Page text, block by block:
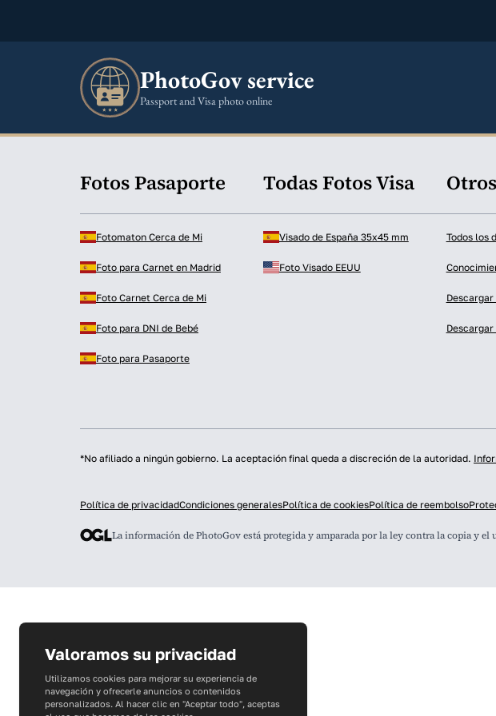
PhotoGov service
Passport and Visa photo online
Fotos Pasaporte
Fotomaton Cerca de Mi
Foto para Carnet en Madrid
Foto Carnet Cerca de Mi
Foto para DNI de Bebé
Foto para Pasaporte
Todas Fotos Visa
Visado de España 35x45 mm
Foto Visado EEUU
Todos los
Descargar
*No afiliado a ningún gobierno. La aceptación final queda a discreción de la autoridad.
Política de privacidadCondiciones generalesPolítica de cookiesPolítica de reembolso
La información de PhotoGov está protegida y amparada por la ley contra la copia y el
Valoramos su privacidad
Utilizamos cookies para mejorar su experiencia de
navegación y ofrecerle anuncios o contenidos
personalizados. Al hacer clic en "Aceptar todo", aceptas